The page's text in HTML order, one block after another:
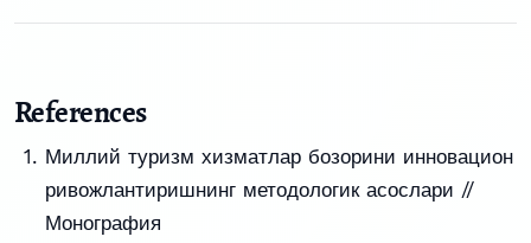
References
Миллий туризм хизматлар бозорини инновацион
ривожлантиришнинг методологик асослари //
Монография